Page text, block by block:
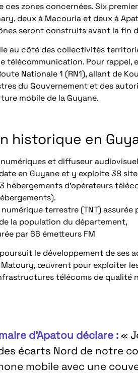
ces zones concernées. Six
deux à Macouria et deux à
seront construits avant la fin
au côté des collectivités
télécommunication. Pour rappel,
Nationale 1 (RN1), allant de
du Gouvernement et des
mobile de la Guyane.
historique en
et diffuseur
en Guyane et y exploite 38
hébergements d’opérateurs
terrestre (TNT)
la population du département,
par 66 émetteurs FM
le développement de ses
Matoury, œuvrent pour exploiter
télécoms de qualité
d’Apatou déclare : «
écarts Nord de notre
mobile avec une